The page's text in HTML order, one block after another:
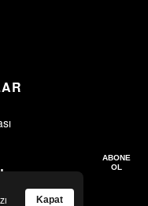
ABONE
OL
Kapat